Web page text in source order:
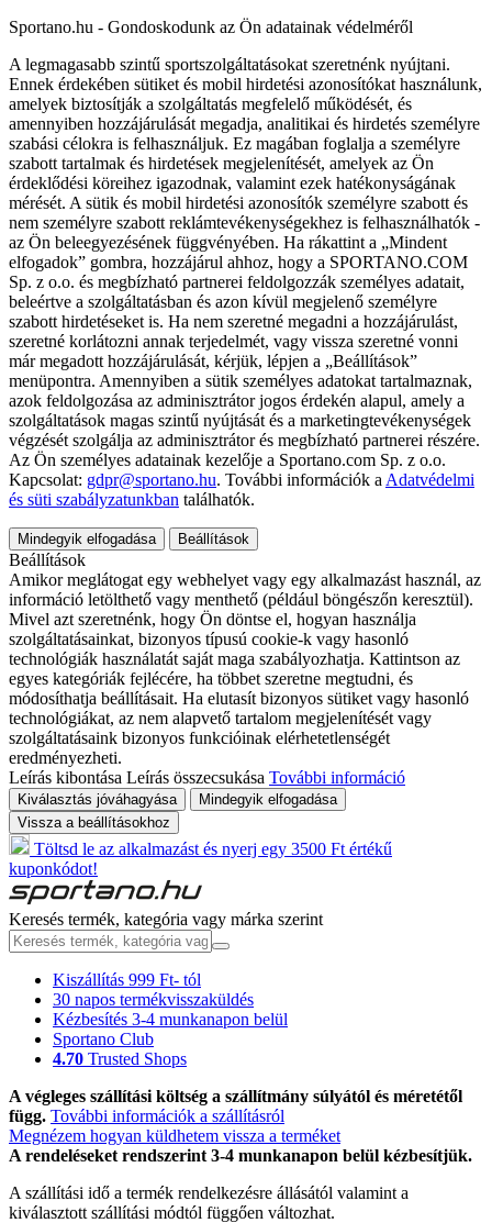
Sportano.hu - Gondoskodunk az Ön adatainak védelméről
A legmagasabb szintű sportszolgáltatásokat szeretnénk nyújtani.
Ennek érdekében sütiket és mobil hirdetési azonosítókat használunk,
amelyek biztosítják a szolgáltatás megfelelő működését, és
amennyiben hozzájárulását megadja, analitikai és hirdetés személyre
szabási célokra is felhasználjuk. Ez magában foglalja a személyre
szabott tartalmak és hirdetések megjelenítését, amelyek az Ön
érdeklődési köreihez igazodnak, valamint ezek hatékonyságának
mérését. A sütik és mobil hirdetési azonosítók személyre szabott és
nem személyre szabott reklámtevékenységekhez is felhasználhatók -
az Ön beleegyezésének függvényében. Ha rákattint a „Mindent
elfogadok” gombra, hozzájárul ahhoz, hogy a SPORTANO.COM
Sp. z o.o. és megbízható partnerei feldolgozzák személyes adatait,
beleértve a szolgáltatásban és azon kívül megjelenő személyre
szabott hirdetéseket is. Ha nem szeretné megadni a hozzájárulást,
szeretné korlátozni annak terjedelmét, vagy vissza szeretné vonni
már megadott hozzájárulását, kérjük, lépjen a „Beállítások”
menüpontra. Amennyiben a sütik személyes adatokat tartalmaznak,
azok feldolgozása az adminisztrátor jogos érdekén alapul, amely a
szolgáltatások magas szintű nyújtását és a marketingtevékenységek
végzését szolgálja az adminisztrátor és megbízható partnerei részére.
Az Ön személyes adatainak kezelője a Sportano.com Sp. z o.o.
Kapcsolat: gdpr@sportano.hu. További információk a Adatvédelmi
és süti szabályzatunkban találhatók.
Mindegyik elfogadása Beállítások
Beállítások
Amikor meglátogat egy webhelyet vagy egy alkalmazást használ, az
információ letölthető vagy menthető (például böngészőn keresztül).
Mivel azt szeretnénk, hogy Ön döntse el, hogyan használja
szolgáltatásainkat, bizonyos típusú cookie-k vagy hasonló
technológiák használatát saját maga szabályozhatja. Kattintson az
egyes kategóriák fejlécére, ha többet szeretne megtudni, és
módosíthatja beállításait. Ha elutasít bizonyos sütiket vagy hasonló
technológiákat, az nem alapvető tartalom megjelenítését vagy
szolgáltatásaink bizonyos funkcióinak elérhetetlenségét
eredményezheti.
Leírás kibontása Leírás összecsukása További információ
Kiválasztás jóváhagyása
Mindegyik elfogadása
Vissza a beállításokhoz
Töltsd le az alkalmazást és nyerj egy 3500 Ft értékű
kuponkódot!
Keresés termék, kategória vagy márka szerint
Kiszállítás 999 Ft- tól
30 napos termékvisszaküldés
Kézbesítés 3-4 munkanapon belül
Sportano Club
4.70 Trusted Shops
A végleges szállítási költség a szállítmány súlyától és méretétől
függ. További információk a szállításról
Megnézem hogyan küldhetem vissza a terméket
A rendeléseket rendszerint 3-4 munkanapon belül kézbesítjük.
A szállítási idő a termék rendelkezésre állásától valamint a
kiválasztott szállítási módtól függően változhat.